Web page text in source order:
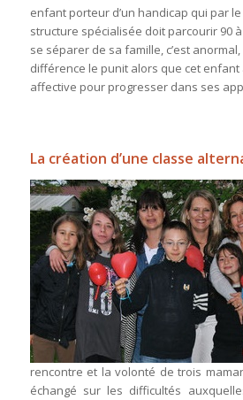
enfant porteur d’un handicap qui par
structure spécialisée doit parcourir 90
se séparer de sa famille, c’est
différence le punit alors que cet
affective pour progresser dans ses
La création d’une classe
rencontre et la volonté de trois
échangé sur les difficultés